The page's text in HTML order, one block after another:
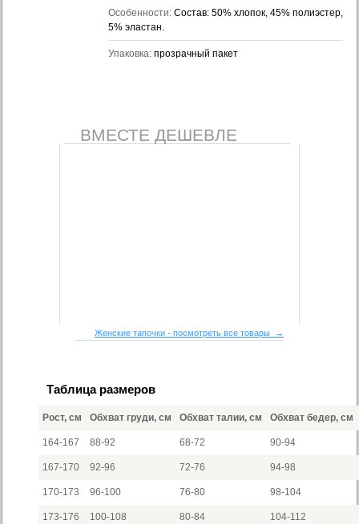
Особенности: Состав: 50% хлопок, 45% полиэстер,
5% эластан.
Упаковка: прозрачный пакет
ВМЕСТЕ ДЕШЕВЛЕ
Женские тапочки - посмотреть все товары →
Таблица размеров
Рост, см Обхват груди, см Обхват талии, см Обхват бедер, см
164-167 88-92 68-72 90-94
167-170 92-96 72-76 94-98
170-173 96-100 76-80 98-104
173-176 100-108 80-84 104-112